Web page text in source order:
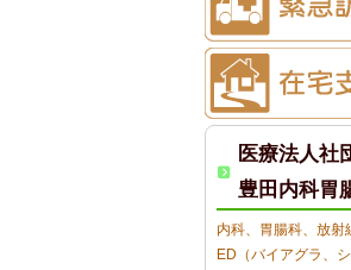
医療法人
豊田内科胃
内科、胃腸科、放射
ED（バイアグラ、